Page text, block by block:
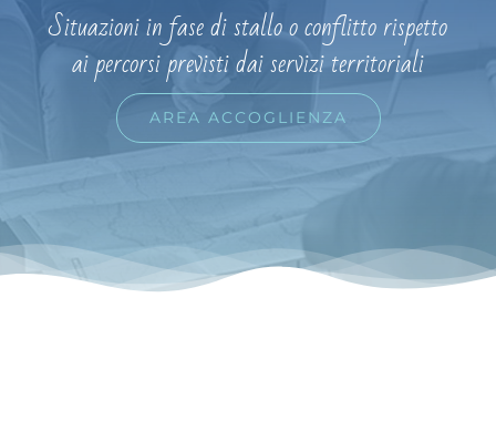
Situazioni in fase di stallo o conflitto rispetto
ai percorsi previsti dai servizi territoriali
AREA ACCOGLIENZA